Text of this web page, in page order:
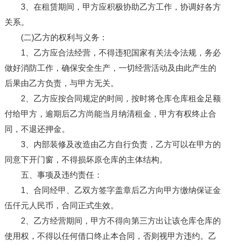
3、在租赁期间，甲方应积极协助乙方工作，协调好各方
关系。
(二)乙方的权利与义务：
1、乙方应合法经营，不得违犯国家有关法令法规，务必
做好消防工作，确保安全生产，一切经营活动及由此产生的
后果由乙方负责，与甲方无关。
2、乙方应按合同规定的时间，按时将仓库仓库租金足额
付给甲方，逾期后乙方尚能当月纳清租金，甲方有权终止合
同，不退还押金。
3、内部装修及改造由乙方自行负责，乙方可以在甲方的
同意下开门窗，不得损坏原仓库的主体结构。
五、事项及违约责任：
1、合同经甲、乙双方签字盖章后乙方向甲方缴纳保证金
伍仟元人民币，合同正式生效。
2、乙方经营期间，甲方不得向第三方出让该仓库仓库的
使用权，不得以任何借口终止本合同，否则视甲方违约。乙